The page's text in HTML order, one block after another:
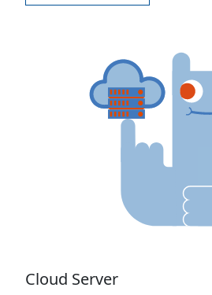
Cloud Server